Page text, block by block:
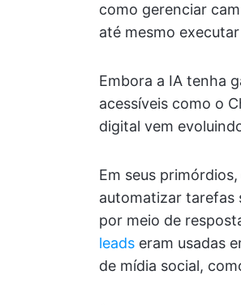
como gerenciar
até mesmo
Embora a IA tenha
acessíveis como o
digital vem
Em seus
automatizar tarefas
por meio de
leads eram usadas
de mídia social,